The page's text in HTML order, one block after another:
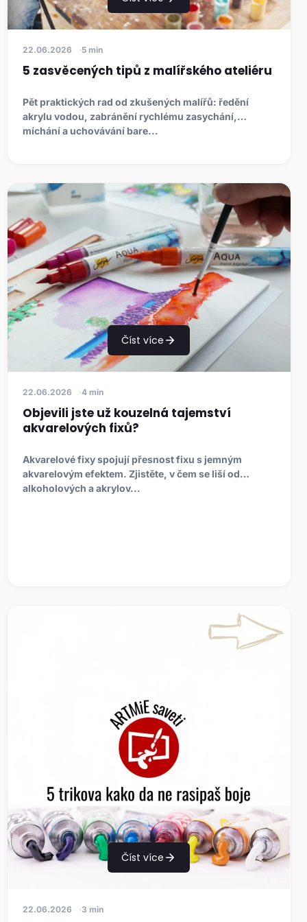
22.06.2026 5 min
5 zasvěcených tipů z malířského ateliéru
Pět praktických rad od zkušených malířů: ředění
akrylu vodou, zabránění rychlému zasychání,
míchání a uchovávání bare...
Číst více
22.06.2026 4 min
Objevili jste už kouzelná tajemství
akvarelových fixů?
Akvarelové fixy spojují přesnost fixu s jemným
akvarelovým efektem. Zjistěte, v čem se liší od
alkoholových a akrylov...
Číst více
22.06.2026 3 min